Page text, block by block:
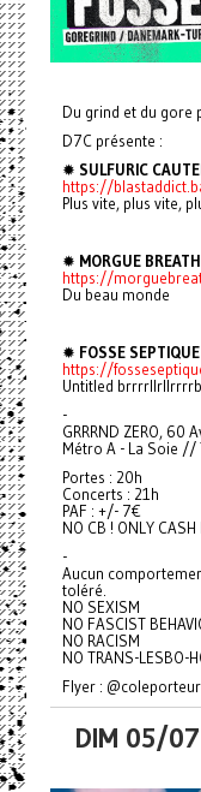
Du grind et du gore
D7C présente :
✹ SULFURIC
https://
Plus vite, plus vite,
✹ MORGUE BREATH
https://
Du beau monde
✹ FOSSE SEPTIQUE
https://
Untitled
-
GRRRND ZERO, 60
Métro A - La Soie //
Portes : 20h
Concerts : 21h
PAF : +/- 7€
NO CB ! ONLY CASH
-
Aucun
toléré.
NO SEXISM
NO FASCIST
NO RACISM
NO TRANS-LESBO-
Flyer : @coleporteur
DIM 05/07